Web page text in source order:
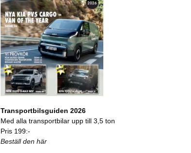
Transportbilsguiden 2026
Med alla transportbilar upp till 3,5 ton
Pris 199:-
Beställ den här